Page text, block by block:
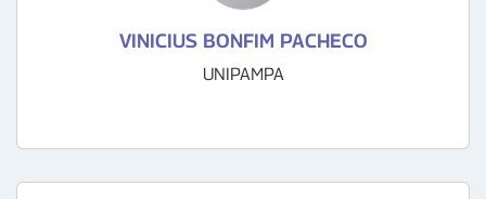
VINICIUS BONFIM PACHECO
UNIPAMPA